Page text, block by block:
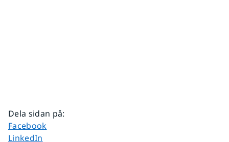
Dela sidan på:
Dela sidan på
Facebook
Dela sidan på
LinkedIn